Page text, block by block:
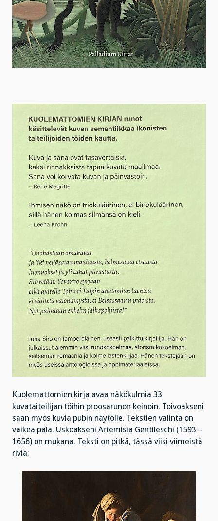
Kuolemattomien kirja avaa näkökulmia 33
kuvataiteilijan töihin proosarunon keinoin. Toivoakseni
saan myös kuvia pubin näytölle. Tekstien valinta on
vaikea pala. Uskoakseni Artemisia Gentileschi (1593 –
1656) on mukana. Teksti on pitkä, tässä viisi viimeistä
riviä: